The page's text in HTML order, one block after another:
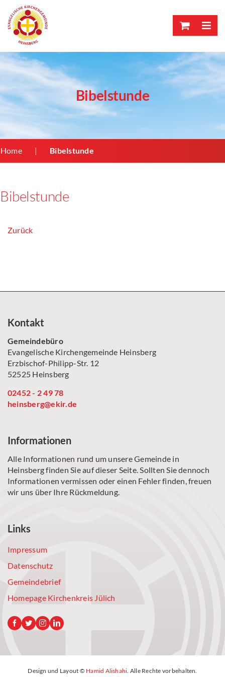
content
Bibelstunde
Home Bibelstunde
Bibelstunde
Zurück
Kontakt
Gemeindebüro
Evangelische Kirchengemeinde Heinsberg
Erzbischof-Philipp-Str. 12
52525 Heinsberg
02452 - 2 49 78
heinsberg@ekir.de
Informationen
Alle Informationen rund um unsere Gemeinde in
Heinsberg finden Sie auf dieser Seite. Sollten Sie dennoch
Informationen vermissen oder einen Fehler finden, freuen
wir uns über Ihre Rückmeldung.
Links
Impressum
Datenschutz
Gemeindebrief
Homepage Kirchenkreis Jülich
Design und Layout © Hamid Alishahi. Alle Rechte vorbehalten.